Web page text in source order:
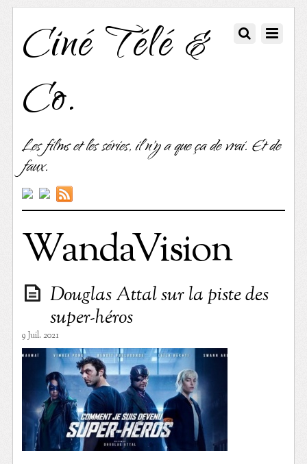
Ciné Télé &
Co.
Les films et les séries, il n'y a que ça de vrai. Et de
faux.
WandaVision
Douglas Attal sur la piste des
super-héros
9 Juil. 2021